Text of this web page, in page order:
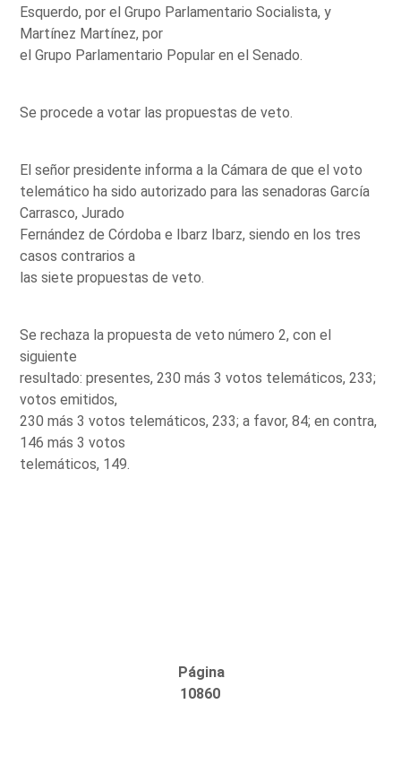
Esquerdo, por el Grupo Parlamentario Socialista, y
Martínez Martínez, por
el Grupo Parlamentario Popular en el Senado.
Se procede a votar las propuestas de veto.
El señor presidente informa a la Cámara de que el voto
telemático ha sido autorizado para las senadoras García
Carrasco, Jurado
Fernández de Córdoba e Ibarz Ibarz, siendo en los tres
casos contrarios a
las siete propuestas de veto.
Se rechaza la propuesta de veto número 2, con el
siguiente
resultado: presentes, 230 más 3 votos telemáticos, 233;
votos emitidos,
230 más 3 votos telemáticos, 233; a favor, 84; en contra,
146 más 3 votos
telemáticos, 149.
Página
10860